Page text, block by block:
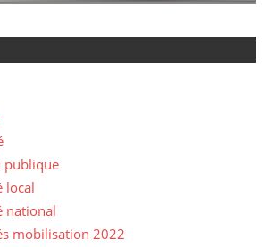
publique
local
national
mobilisation 2022